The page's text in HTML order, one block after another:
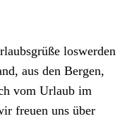
loswerden
aus den Bergen,
vom Urlaub im
freuen uns über